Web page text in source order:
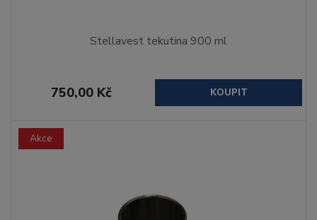
Stellavest tekutina 900 ml
750,00 Kč KOUPIT
Akce